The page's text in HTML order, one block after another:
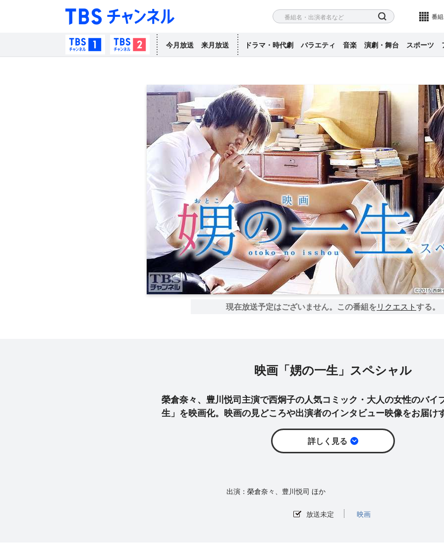
検索 番
TBSチャンネル1TBSチャンネル2
今月放送 来月放送 ドラマ・時代劇 バラエティ 音楽 演劇・舞台 スポーツ
現在放送予定はございません。 この番組をリクエストする。
映画「娚の一生」スペシャル
榮倉奈々、豊川悦司主演で西炯子の人気コミック・大人の女性のバイ
生」を映画化。映画の見どころや出演者のインタビュー映像をお届け
詳しく見る
榮倉奈々、豊川悦司 ほか
放送未定 映画